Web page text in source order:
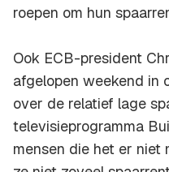
roepen om hun
Ook ECB-president
afgelopen weekend in
over de relatief lage
televisieprogramma
mensen die het er niet